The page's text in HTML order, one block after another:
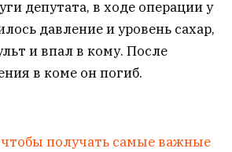
депутата, в ходе операции у
давление и уровень сахар,
и впал в кому. После
в коме он погиб.
получать самые важные